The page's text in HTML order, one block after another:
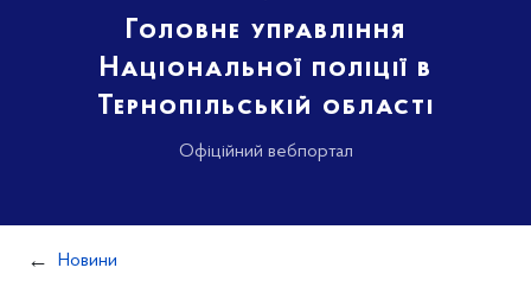
Головне управління
Національної поліції в
Тернопільській області
Офіційний вебпортал
Новини